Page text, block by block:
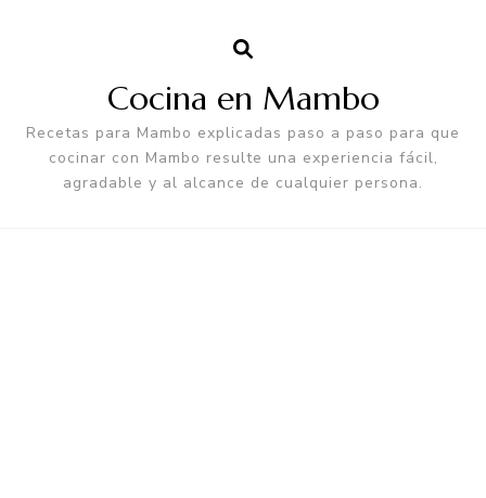
Cocina en Mambo
Recetas para Mambo explicadas paso a paso para que
cocinar con Mambo resulte una experiencia fácil,
agradable y al alcance de cualquier persona.